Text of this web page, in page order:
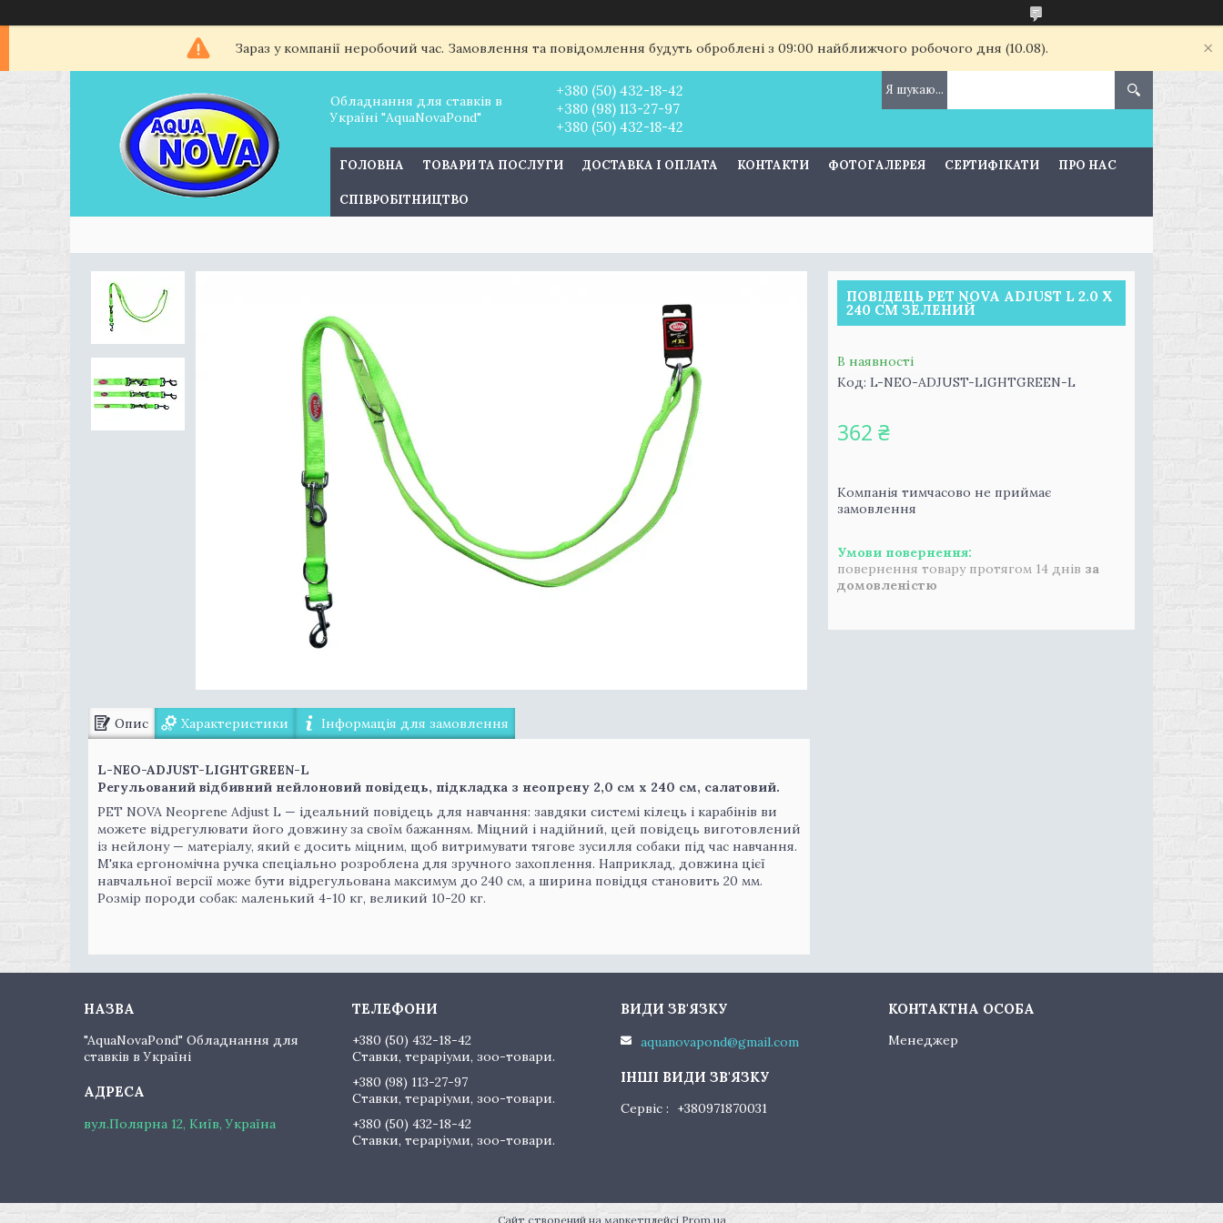
Зараз у компанії неробочий час. Замовлення та повідомлення будуть оброблені з 09:00 найближчого робочого дня (10.08).
Обладнання для ставків в
Україні "AquaNovaPond"
+380 (50) 432-18-42
+380 (98) 113-27-97
+380 (50) 432-18-42
ГОЛОВНА ТОВАРИ ТА ПОСЛУГИ ДОСТАВКА І ОПЛАТА КОНТАКТИ ФОТОГАЛЕРЕЯ СЕРТИФІКАТИ ПРО НАС
СПІВРОБІТНИЦТВО
Опис Характеристики Інформація для замовлення
L-NEO-ADJUST-LIGHTGREEN-L
Регульований відбивний нейлоновий повідець, підкладка з неопрену 2,0 см х 240 см, салатовий.
PET NOVA Neoprene Adjust L — ідеальний повідець для навчання: завдяки системі кілець і карабінів ви
можете відрегулювати його довжину за своїм бажанням. Міцний і надійний, цей повідець виготовлений
із нейлону — матеріалу, який є досить міцним, щоб витримувати тягове зусилля собаки під час навчання.
М'яка ергономічна ручка спеціально розроблена для зручного захоплення. Наприклад, довжина цієї
навчальної версії може бути відрегульована максимум до 240 см, а ширина повідця становить 20 мм.
Розмір породи собак: маленький 4-10 кг, великий 10-20 кг.
ПОВІДЕЦЬ PET NOVA ADJUST L 2.0 Х
240 СМ ЗЕЛЕНИЙ
В наявності
Код: L-NEO-ADJUST-LIGHTGREEN-L
362 ₴
Компанія тимчасово не приймає
замовлення
повернення товару протягом 14 днів за
домовленістю
"AquaNovaPond" Обладнання для
ставків в Україні
вул.Полярна 12, Київ, Україна
+380 (50) 432-18-42
Ставки, тераріуми, зоо-товари.
+380 (98) 113-27-97
Ставки, тераріуми, зоо-товари.
+380 (50) 432-18-42
Ставки, тераріуми, зоо-товари.
aquanovapond@gmail.com
Сервіс +380971870031
Менеджер
Сайт створений на маркетплейсі Prom.ua